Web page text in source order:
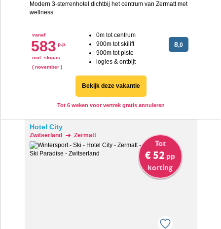
Modern 3-sterrenhotel dichtbij het centrum van Zermatt met
wellness.
vanaf
583 p.p.
incl. skipas
( november )
0m tot centrum
900m tot skilift
900m tot piste
logies & ontbijt
8,0
Bekijk deze vakantie
Tot 6 weken voor vertrek gratis annuleren
Hotel City
Zwitserland Zermatt
Tot
€ 52 pp
korting